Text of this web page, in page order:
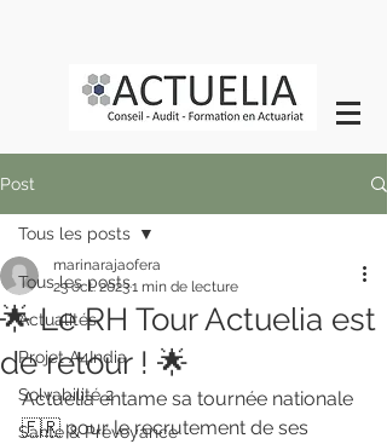
Post
Tous les posts
Actualités
Projet A4India
Solvabilité 2
Santé & Prévoyance
Tous les posts
🌟 Le RH Tour Actuelia est
de retour ! 🌟
marinarajaofera
23 oct. 20231 min de lecture
Actuelia entame sa tournée nationale
🇫🇷 pour le recrutement de ses